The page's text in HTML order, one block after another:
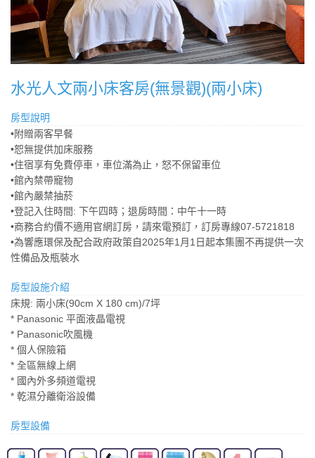
水光人文兩小床客房(無景觀)(兩小床)
房型說明
•附贈兩客早餐
•恕無提供加床服務
•住宿享有免費停車，車位滿為止，怒不保留車位
•館內禁帶寵物
•館內嚴禁抽菸
•登記入住時間: 下午四時；退房時間：中午十一時
•商務合約價不適用官網訂房，請來電預訂，訂房專線07-5721818
•為響應環保及配合政府政策自2025年1月1日起本集團不再提供一次
性備品及瓶裝水
房型設施介紹
床規: 兩小床(90cm X 180 cm)/7坪
* Panasonic 平面液晶電視
* Panasonic吹風機
* 個人保險箱
* 全區無線上網
* 國內外多頻道電視
* 乾濕分離衛浴設備
房型設備